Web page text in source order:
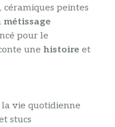
peintes
métissage
pour le
une histoire et
la vie quotidienne
stucs